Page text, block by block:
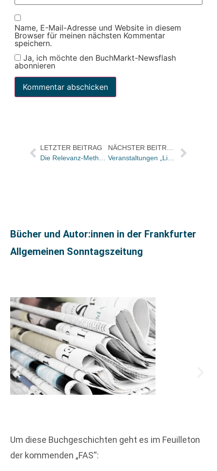
Name, E-Mail-Adresse und Website in diesem
Browser für meinen nächsten Kommentar
speichern.
Ja, ich möchte den BuchMarkt-Newsflash
abonnieren
LETZTER BEITRAG
Bücher und Autor:innen in der Frankfurter
Allgemeinen Sonntagszeitung
Um diese Buchgeschichten geht es im Feuilleton
der kommenden „FAS“: